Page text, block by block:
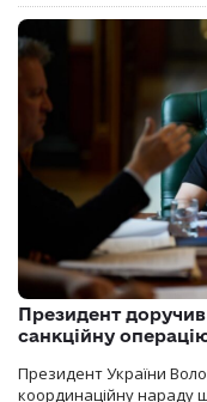
Президент доручив
санкційну
Президент України
координаційну нараду